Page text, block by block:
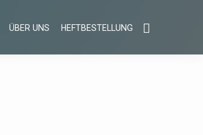
ÜBER UNS HEFTBESTELLUNG